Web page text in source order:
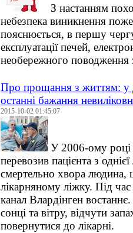
З настанням
небезпека виникнення
пояснюється, в першу
експлуатації печей,
необережного поводження
Про прощання з життям: у
останні бажання
2015-10-02 01:45:07
У 2006-ому році
перевозив пацієнта з
смертельно хвора людина,
лікарняному ліжку. Під
канал Влардінген
сонці та вітру, відчути
повернутися до лікарні.